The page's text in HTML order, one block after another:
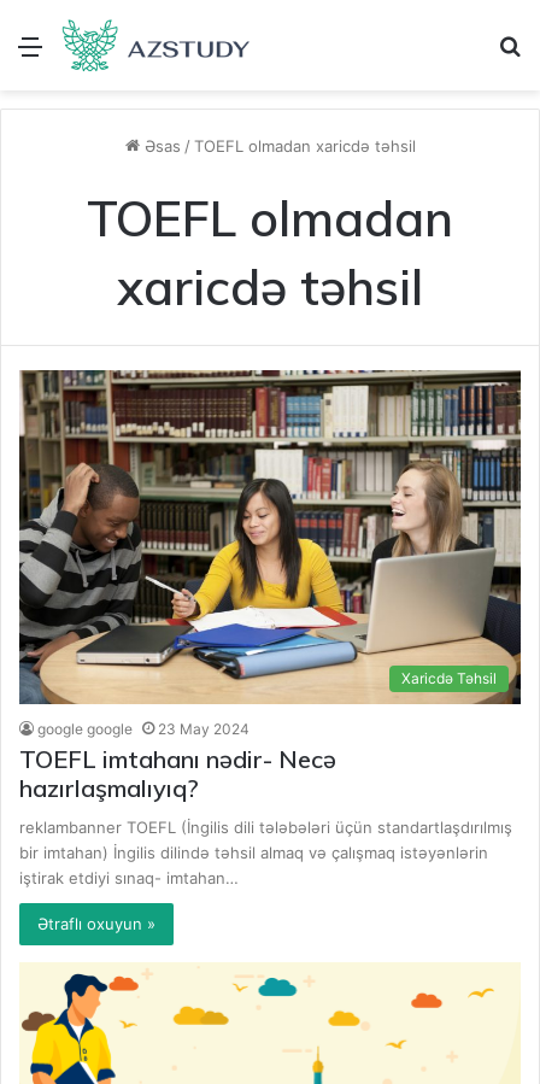
Menu
Əsas / TOEFL olmadan xaricdə təhsil
TOEFL olmadan
xaricdə təhsil
Xaricdə Təhsil
google google 23 May 2024
TOEFL imtahanı nədir- Necə
hazırlaşmalıyıq?
reklambanner TOEFL (İngilis dili tələbələri üçün standartlaşdırılmış
bir imtahan) İngilis dilində təhsil almaq və çalışmaq istəyənlərin
iştirak etdiyi sınaq- imtahan…
Ətraflı oxuyun »